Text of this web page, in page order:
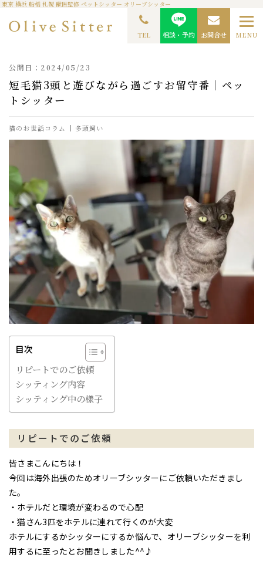
東京 横浜 船橋 札幌 獣医監修 ペットシッター オリーブシッター
MENU
TEL 相談・予約 お問合せ
猫のお世話コラム
短毛猫3頭と遊びながら過ごすお
留守番｜ペットシッター
公開日：2024/05/23
短毛猫3頭と遊びながら過ごすお留守番｜ペッ
トシッター
猫のお世話コラム 多頭飼い
目次
リピートでのご依頼
シッティング内容
シッティング中の様子
リピートでのご依頼
皆さまこんにちは！
今回は海外出張のためオリーブシッターにご依頼いただきまし
た。
・ホテルだと環境が変わるので心配
・猫さん3匹をホテルに連れて行くのが大変
ホテルにするかシッターにするか悩んで、オリーブシッターを利
用するに至ったとお聞きしました^^♪